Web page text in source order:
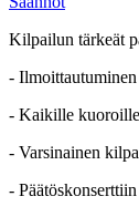
Kilpailun tärkeät
- Ilmoittautuminen
- Kaikille kuoroille
- Varsinainen
-